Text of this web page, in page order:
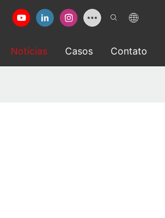
Notícias Casos Contato